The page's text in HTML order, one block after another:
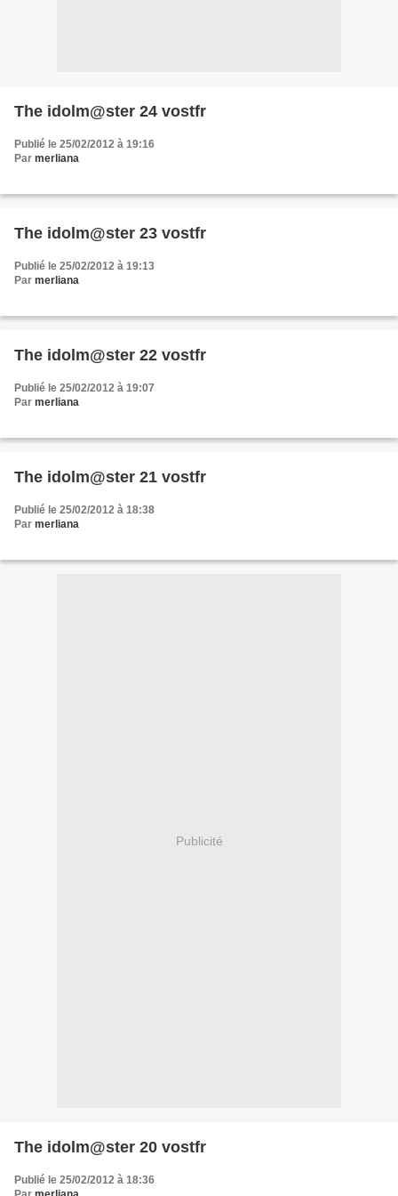
The idolm@ster 24 vostfr
Publié le 25/02/2012 à 19:16
Par merliana
The idolm@ster 23 vostfr
Publié le 25/02/2012 à 19:13
Par merliana
The idolm@ster 22 vostfr
Publié le 25/02/2012 à 19:07
Par merliana
The idolm@ster 21 vostfr
Publié le 25/02/2012 à 18:38
Par merliana
Publicité
The idolm@ster 20 vostfr
Publié le 25/02/2012 à 18:36